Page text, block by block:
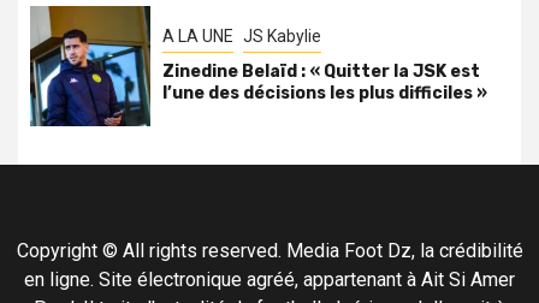
A LA UNE JS Kabylie
Zinedine Belaïd : « Quitter la JSK est
l’une des décisions les plus difficiles »
Copyright © All rights reserved. Media Foot Dz, la crédibilité
en ligne. Site électronique agréé, appartenant à Ait Si Amer